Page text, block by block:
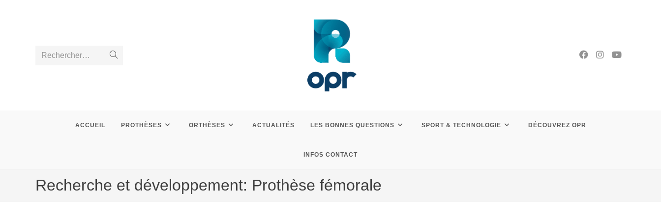
Rechercher…
ACCUEIL PROTHÈSES ORTHÈSES ACTUALITÉS LES BONNES QUESTIONS SPORT & TECHNOLOGIE DÉCOUVREZ OPR
INFOS CONTACT
Recherche et développement: Prothèse fémorale